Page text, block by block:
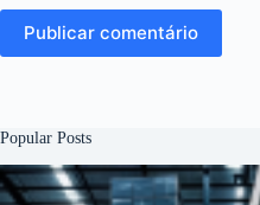
Publicar comentário
Popular Posts